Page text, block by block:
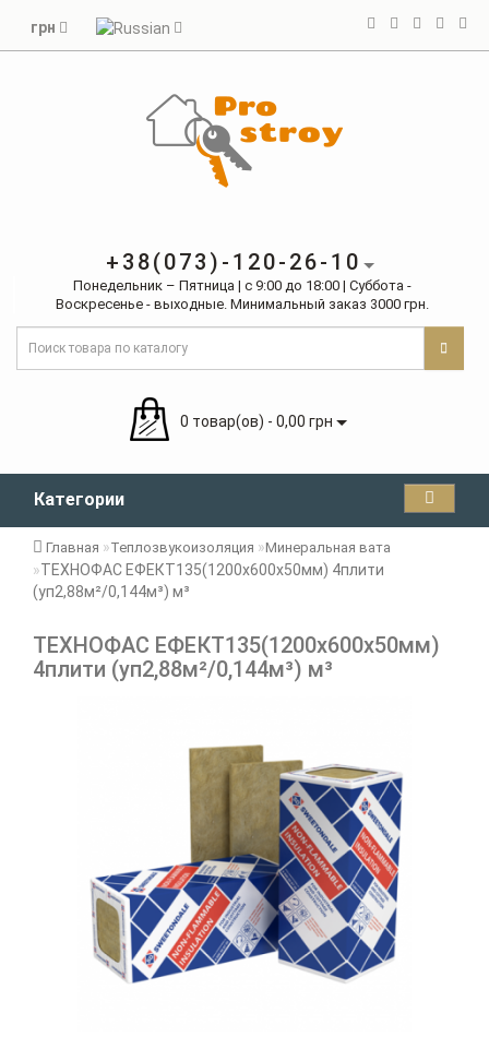
грн
+38(073)-120-26-10
Понедельник – Пятница | с 9:00 до 18:00 | Суббота -
Воскресенье - выходные. Минимальный заказ 3000 грн.
0 товар(ов) - 0,00 грн
Категории
Главная Теплозвукоизоляция Минеральная вата
ТЕХНОФАС ЕФЕКТ135(1200х600х50мм) 4плити
(уп2,88м²/0,144м³) м³
ТЕХНОФАС ЕФЕКТ135(1200х600х50мм)
4плити (уп2,88м²/0,144м³) м³